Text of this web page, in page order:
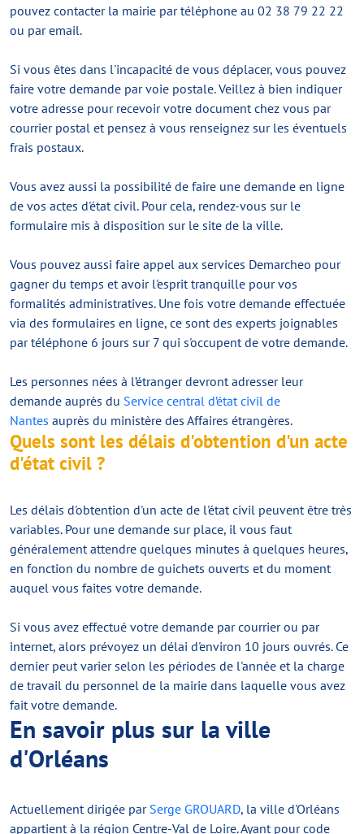
pouvez contacter la mairie par téléphone au 02 38 79 22 22
ou par email.
Si vous êtes dans l'incapacité de vous déplacer, vous pouvez
faire votre demande par voie postale. Veillez à bien indiquer
votre adresse pour recevoir votre document chez vous par
courrier postal et pensez à vous renseignez sur les éventuels
frais postaux.
Vous avez aussi la possibilité de faire une demande en ligne
de vos actes d'état civil. Pour cela, rendez-vous sur le
formulaire mis à disposition sur le site de la ville.
Vous pouvez aussi faire appel aux services Demarcheo pour
gagner du temps et avoir l'esprit tranquille pour vos
formalités administratives. Une fois votre demande effectuée
via des formulaires en ligne, ce sont des experts joignables
par téléphone 6 jours sur 7 qui s'occupent de votre demande.
Les personnes nées à l’étranger devront adresser leur
demande auprès du Service central d’état civil de
Nantes auprès du ministère des Affaires étrangères.
Quels sont les délais d'obtention d'un acte
d'état civil ?
Les délais d'obtention d'un acte de l'état civil peuvent être très
variables. Pour une demande sur place, il vous faut
généralement attendre quelques minutes à quelques heures,
en fonction du nombre de guichets ouverts et du moment
auquel vous faites votre demande.
Si vous avez effectué votre demande par courrier ou par
internet, alors prévoyez un délai d'environ 10 jours ouvrés. Ce
dernier peut varier selon les périodes de l'année et la charge
de travail du personnel de la mairie dans laquelle vous avez
fait votre demande.
En savoir plus sur la ville
d'Orléans
Actuellement dirigée par Serge GROUARD, la ville d'Orléans
appartient à la région Centre-Val de Loire. Ayant pour code